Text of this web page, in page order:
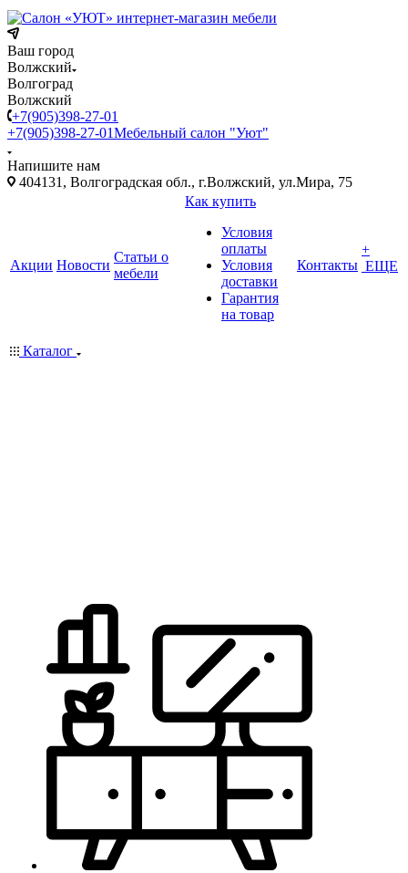
Ваш город
Волжский
Волгоград
Волжский
+7(905)398-27-01
+7(905)398-27-01Мебельный салон "Уют"
Напишите нам
404131, Волгоградская обл., г.Волжский, ул.Мира, 75
Акции Новости
Статьи о
мебели
Как купить
Условия
оплаты
Условия
доставки
Гарантия
на товар
Контакты
+
ЕЩЕ
Каталог